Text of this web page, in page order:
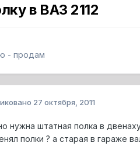
в ВАЗ 2112
- продам
27 октября, 2011
нужна штатная полка в
полки ? а старая в гараже